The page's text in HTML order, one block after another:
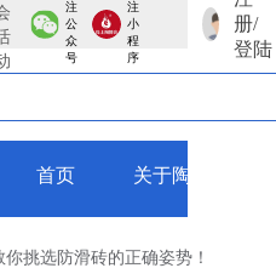
注
公
众
号
注
小
程
序
册/
登陆
首页 关于陶博会
挑选防滑砖的正确姿势！